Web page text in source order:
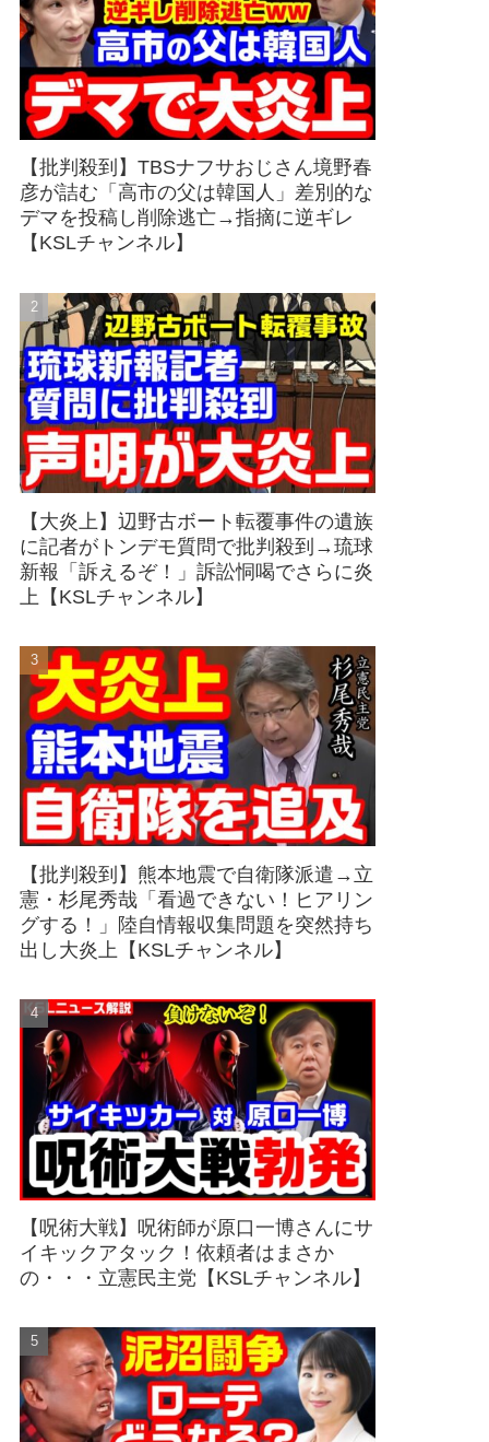
【批判殺到】TBSナフサおじさん境野春
彦が詰む「高市の父は韓国人」差別的な
デマを投稿し削除逃亡→指摘に逆ギレ
【KSLチャンネル】
【大炎上】辺野古ボート転覆事件の遺族
に記者がトンデモ質問で批判殺到→琉球
新報「訴えるぞ！」訴訟恫喝でさらに炎
上【KSLチャンネル】
【批判殺到】熊本地震で自衛隊派遣→立
憲・杉尾秀哉「看過できない！ヒアリン
グする！」陸自情報収集問題を突然持ち
出し大炎上【KSLチャンネル】
【呪術大戦】呪術師が原口一博さんにサ
イキックアタック！依頼者はまさか
の・・・立憲民主党【KSLチャンネル】